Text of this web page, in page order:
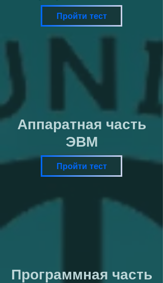
Пройти тест
Аппаратная часть
ЭВМ
Пройти тест
Программная часть